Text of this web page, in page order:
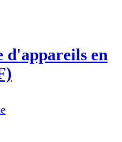
d'appareils en